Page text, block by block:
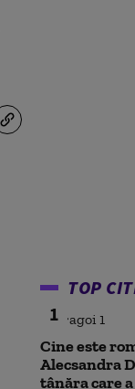
TOP
1
Cine este
Alecsandra
tânăra care